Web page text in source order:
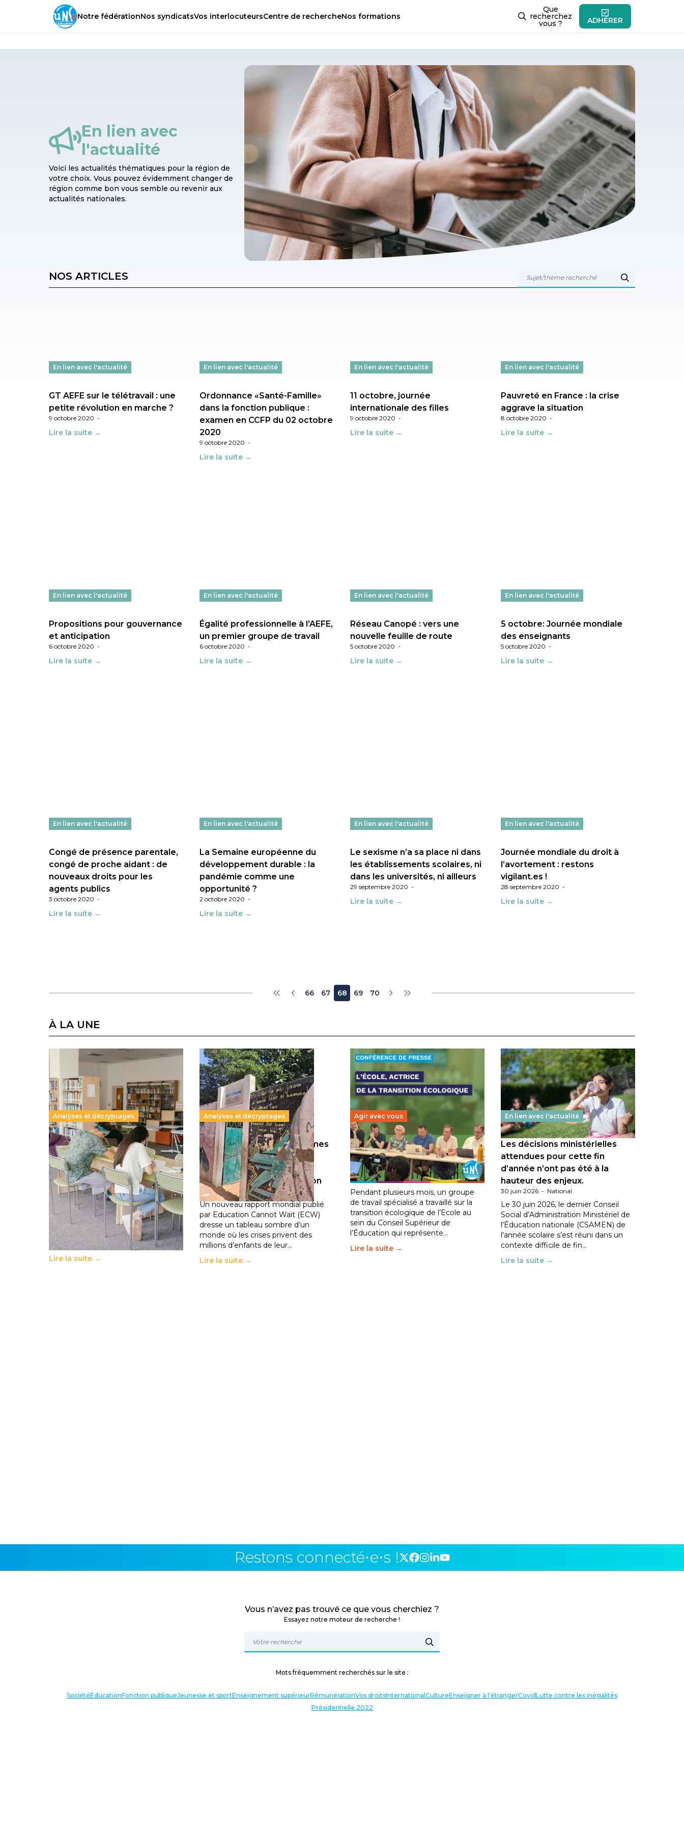
Notre fédérationNos syndicatsVos interlocuteursCentre de rechercheNos formations
Que
recherchez
vous ? ADHÉRER
En lien avec
l'actualité
Voici les actualités thématiques pour la région de
votre choix. Vous pouvez évidemment changer de
région comme bon vous semble ou revenir aux
actualités nationales.
NOS ARTICLES
En lien avec l'actualité
GT AEFE sur le télétravail : une
petite révolution en marche ?
9 octobre 2020 -
Lire la suite →
En lien avec l'actualité
Ordonnance «Santé-Famille»
dans la fonction publique :
examen en CCFP du 02 octobre
2020
9 octobre 2020 -
Lire la suite →
En lien avec l'actualité
11 octobre, journée
internationale des filles
9 octobre 2020 -
Lire la suite →
En lien avec l'actualité
Pauvreté en France : la crise
aggrave la situation
8 octobre 2020 -
Lire la suite →
En lien avec l'actualité
Propositions pour gouvernance
et anticipation
6 octobre 2020 -
Lire la suite →
En lien avec l'actualité
Égalité professionnelle à l’AEFE,
un premier groupe de travail
6 octobre 2020 -
Lire la suite →
En lien avec l'actualité
Réseau Canopé : vers une
nouvelle feuille de route
5 octobre 2020 -
Lire la suite →
En lien avec l'actualité
5 octobre: Journée mondiale
des enseignants
5 octobre 2020 -
Lire la suite →
En lien avec l'actualité
Congé de présence parentale,
congé de proche aidant : de
nouveaux droits pour les
agents publics
3 octobre 2020 -
Lire la suite →
En lien avec l'actualité
La Semaine européenne du
développement durable : la
pandémie comme une
opportunité ?
2 octobre 2020 -
Lire la suite →
En lien avec l'actualité
Le sexisme n’a sa place ni dans
les établissements scolaires, ni
dans les universités, ni ailleurs
29 septembre 2020 -
Lire la suite →
En lien avec l'actualité
Journée mondiale du droit à
l’avortement : restons
vigilant.es !
28 septembre 2020 -
Lire la suite →
66 67 68 69 70
À LA UNE
Analyses et décryptages
Supérieur privé : une dérive qui
met à mal la promesse
républicaine
11 juillet 2026- National
Le projet de loi sur la régulation de
l’enseignement supérieur privé met
en lumière l’amplification d’un
système qui relègue l’acte
pédagogique au superfétatoire, voire
à…
Lire la suite →
Analyses et décryptages
258 millions d’enfants victimes
de la guerre, des chocs
climatiques et des
déplacements de population
11 juillet 2026 -National
Un nouveau rapport mondial publié
par Education Cannot Wait (ECW)
dresse un tableau sombre d’un
monde où les crises privent des
millions d’enfants de leur…
Lire la suite →
Agir avec vous
Transition écologique de
l’éducation : l’UNSA Éducation
fait bouger les lignes
30 juin 2026-National
Pendant plusieurs mois, un groupe
de travail spécialisé a travaillé sur la
transition écologique de l’Ecole au
sein du Conseil Supérieur de
l’Éducation qui représente…
Lire la suite →
En lien avec l'actualité
Les décisions ministérielles
attendues pour cette fin
d’année n’ont pas été à la
hauteur des enjeux.
30 juin 2026 - National
Le 30 juin 2026, le dernier Conseil
Social d’Administration Ministériel de
l’Éducation nationale (CSAMEN) de
l'année scolaire s’est réuni dans un
contexte difficile de fin…
Lire la suite →
Restons connecté⋅e⋅s !
Vous n’avez pas trouvé ce que vous cherchiez ?
Essayez notre moteur de recherche !
Mots fréquemment recherchés sur le site :
SociétéÉducationFonction publiqueJeunesse et sportEnseignement supérieurRémunérationVos droitsInternational CultureEnseigner à l'étrangerCovidLutte contre les inégalités
Présidentielle 2022